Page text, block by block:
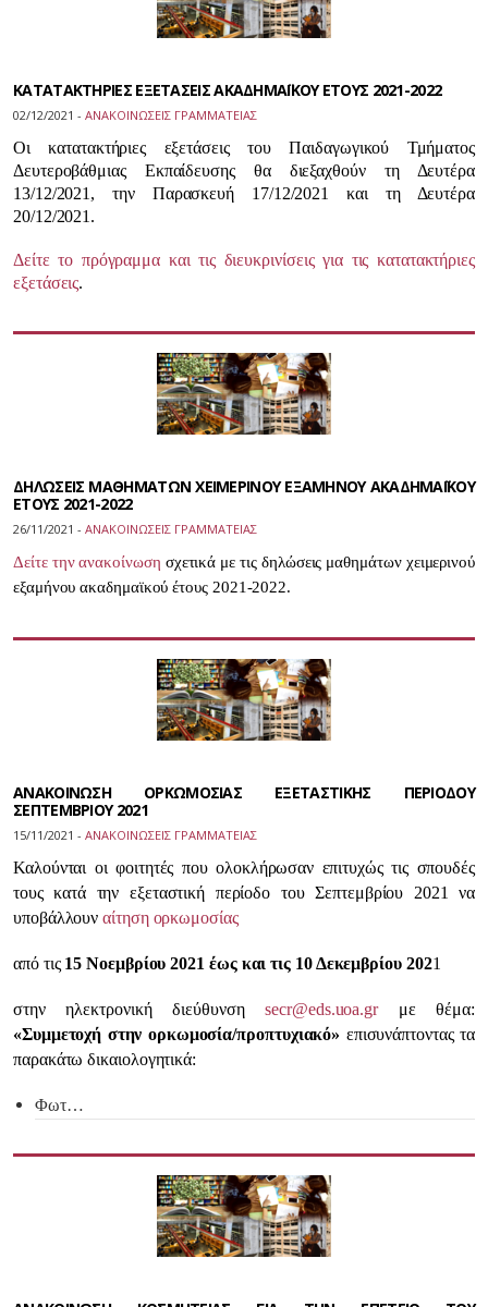
ΚΑΤΑΤΑΚΤΗΡΙΕΣ ΕΞΕΤΑΣΕΙΣ ΑΚΑΔΗΜΑΪΚΟΥ ΕΤΟΥΣ 2021-2022
02/12/2021 - ΑΝΑΚΟΙΝΩΣΕΙΣ ΓΡΑΜΜΑΤΕΙΑΣ
Οι κατατακτήριες εξετάσεις του Παιδαγωγικού Τμήματος
Δευτεροβάθμιας Εκπαίδευσης θα διεξαχθούν τη Δευτέρα
13/12/2021, την Παρασκευή 17/12/2021 και τη Δευτέρα
20/12/2021.
Δείτε το πρόγραμμα και τις διευκρινίσεις για τις κατατακτήριες
εξετάσεις.
ΔΗΛΩΣΕΙΣ ΜΑΘΗΜΑΤΩΝ ΧΕΙΜΕΡΙΝΟΥ ΕΞΑΜΗΝΟΥ ΑΚΑΔΗΜΑΪΚΟΥ
ΕΤΟΥΣ 2021-2022
26/11/2021 - ΑΝΑΚΟΙΝΩΣΕΙΣ ΓΡΑΜΜΑΤΕΙΑΣ
Δείτε την ανακοίνωση σχετικά με τις δηλώσεις μαθημάτων χειμερινού
εξαμήνου ακαδημαϊκού έτους 2021-2022.
ΑΝΑΚΟΙΝΩΣΗ ΟΡΚΩΜΟΣΙΑΣ ΕΞΕΤΑΣΤΙΚΗΣ ΠΕΡΙΟΔΟΥ
ΣΕΠΤΕΜΒΡΙΟΥ 2021
15/11/2021 - ΑΝΑΚΟΙΝΩΣΕΙΣ ΓΡΑΜΜΑΤΕΙΑΣ
Καλούνται οι φοιτητές που ολοκλήρωσαν επιτυχώς τις σπουδές
τους κατά την εξεταστική περίοδο του Σεπτεμβρίου 2021 να
υποβάλλουναίτηση ορκωμοσίας
από τις 15 Νοεμβρίου 2021 έως και τις 10 Δεκεμβρίου 2021
στην ηλεκτρονική διεύθυνσηsecr@eds.uoa.grμε θέμα:
«Συμμετοχή στην ορκωμοσία/προπτυχιακό» επισυνάπτοντας τα
παρακάτω δικαιολογητικά:
Φωτ…